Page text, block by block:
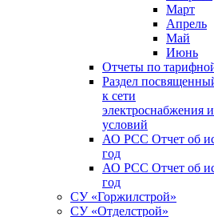
Март
Апрель
Май
Июнь
Отчеты по
Раздел
к сети
электроснабжения
условий
АО РСС Отчет об
год
АО РСС Отчет об
год
СУ «Горжилстрой»
СУ «Отделстрой»